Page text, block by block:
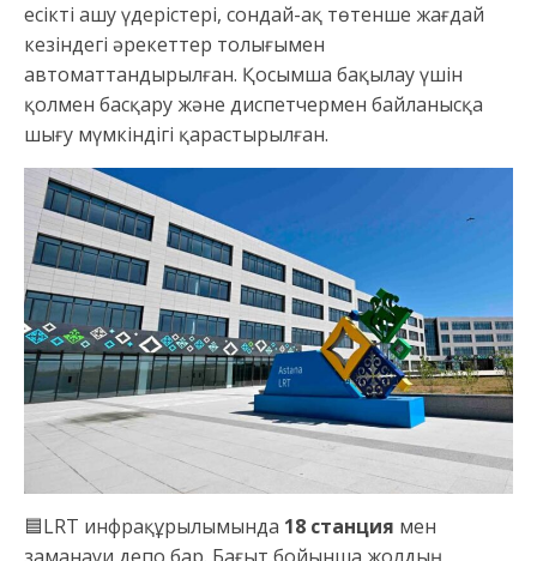
есікті ашу үдерістері, сондай-ақ төтенше жағдай
кезіндегі әрекеттер толығымен
автоматтандырылған. Қосымша бақылау үшін
қолмен басқару және диспетчермен байланысқа
шығу мүмкіндігі қарастырылған.
🟦LRT инфрақұрылымында 18 станция мен